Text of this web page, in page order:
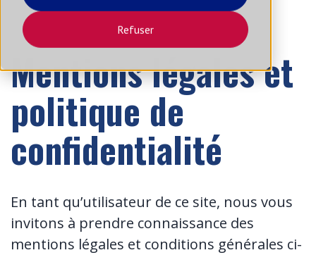
Refuser
Mentions légales et
politique de
confidentialité
En tant qu’utilisateur de ce site, nous vous
invitons à prendre connaissance des
mentions légales et conditions générales ci-